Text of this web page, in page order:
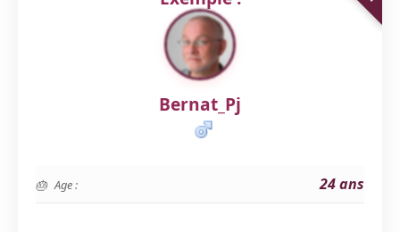
Bernat_Pj
Age : 24 ans